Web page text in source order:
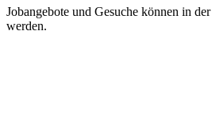
Jobangebote und Gesuche können in der
werden.